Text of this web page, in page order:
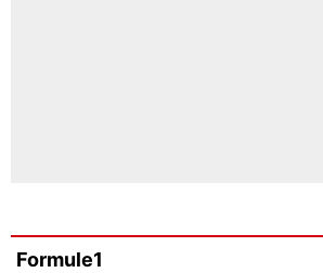
Formule1